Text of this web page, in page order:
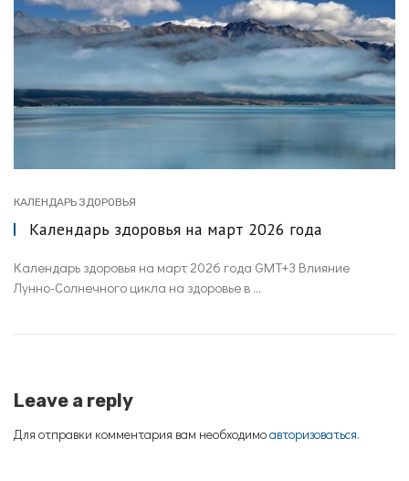
КАЛЕНДАРЬ ЗДОРОВЬЯ
Календарь здоровья на март 2026 года
Календарь здоровья на март 2026 года GMT+3 Влияние
Лунно-Солнечного цикла на здоровье в ...
Leave a reply
Для отправки комментария вам необходимоавторизоваться.